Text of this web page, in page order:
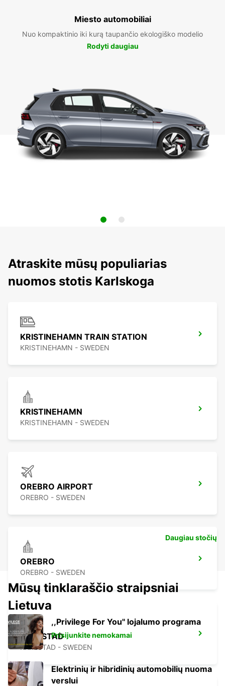
Miesto automobiliai
Nuo kompaktinio iki kurą taupančio ekologiško modelio
Rodyti daugiau
Atraskite mūsų populiarias
nuomos stotis Karlskoga
KRISTINEHAMN TRAIN STATION
KRISTINEHAMN - SWEDEN
KRISTINEHAMN
KRISTINEHAMN - SWEDEN
OREBRO AIRPORT
OREBRO - SWEDEN
OREBRO
OREBRO - SWEDEN
KARLSTAD
KARLSTAD - SWEDEN
Daugiau stočių
Mūsų tinklaraščio straipsniai
Lietuva
,,Privilege For You'' lojalumo programa
Prisijunkite nemokamai
Elektrinių ir hibridinių automobilių nuoma
verslui